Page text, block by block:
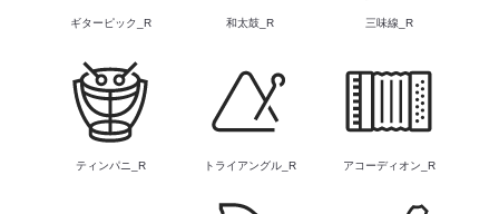
ギターピック_R 和太鼓_R 三味線_R
ティンパニ_R トライアングル_R アコーディオン_R